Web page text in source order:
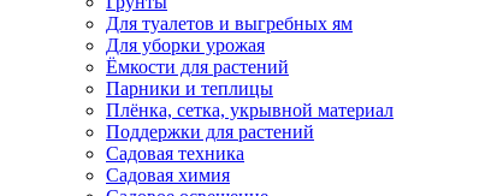
Для туалетов и выгребных ям
Для уборки урожая
Ёмкости для растений
Парники и теплицы
Плёнка, сетка, укрывной материал
Поддержки для растений
Садовая техника
Садовая химия